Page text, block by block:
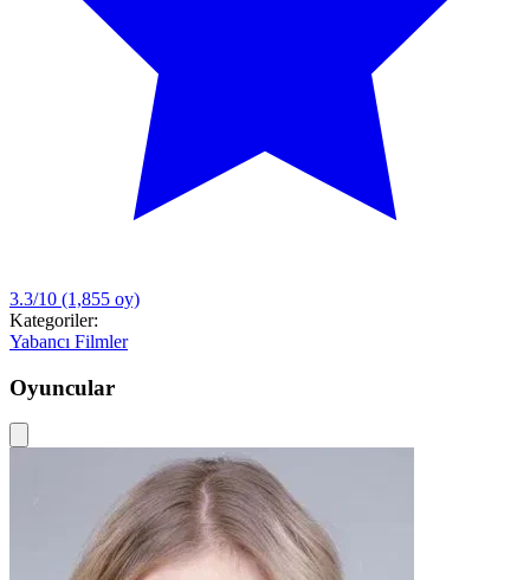
3.3/10 (1,855 oy)
Kategoriler:
Yabancı Filmler
Oyuncular